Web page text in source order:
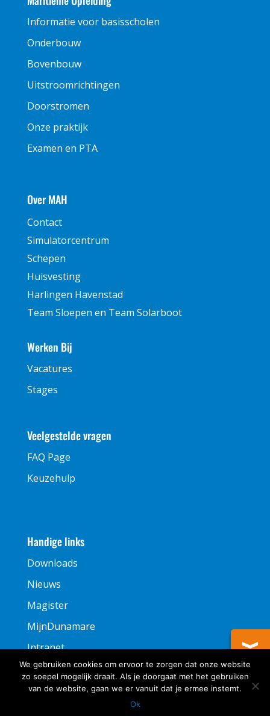
Informatie voor basisscholen
Onderbouw
Bovenbouw
Uitstroomrichtingen
Doorstromen
Onze praktijk
Examen en PTA
Over MAH
Contact
Simulatorcentrum
Schepen
Huisvesting
Harlingen Havenstad
Team Sloepen en Team Solarboot
Werken Bij
Vacatures
Stages
Veelgestelde vragen
FAQ Page
Keuzehulp
Handige links
Downloads
Nieuws
Magister
MijnDunamare
Intranet
We gebruiken cookies om ervoor te zorgen dat onze website
zo soepel mogelijk draait. Als je doorgaat met het gebruiken
van de website, gaan we er vanuit dat je ermee instemt.
Ok